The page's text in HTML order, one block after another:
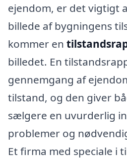
ejendom, er det vigtigt
billede af bygningens
kommer en
billedet. En
gennemgang af
tilstand, og den giver
sælgere en uvurderlig
problemer og
Et firma med speciale i